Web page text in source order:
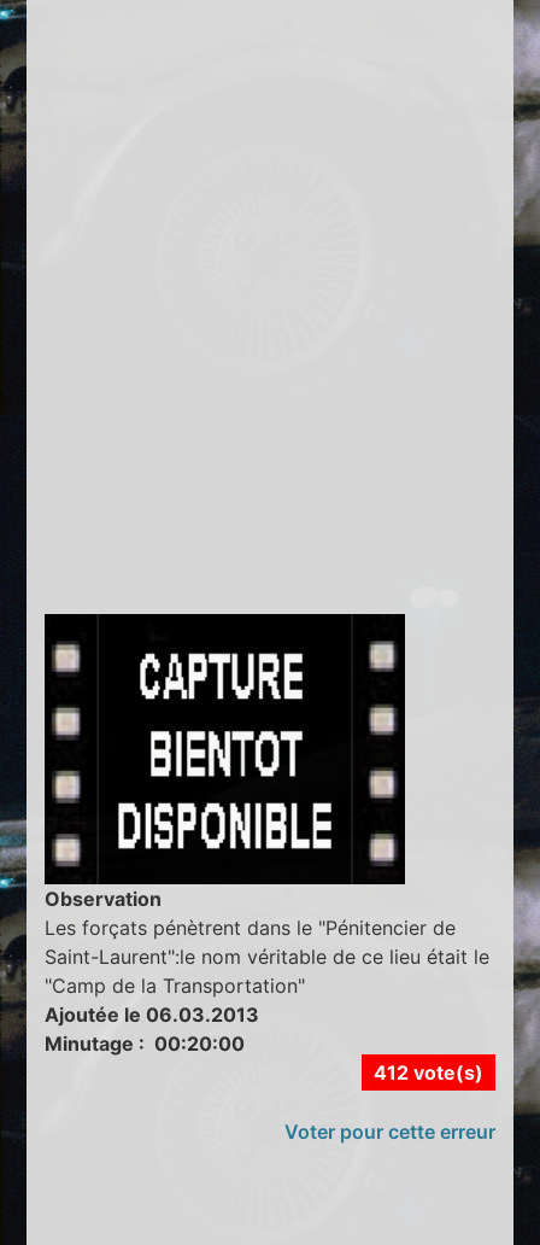
Observation
Les forçats pénètrent dans le "Pénitencier de
Saint-Laurent":le nom véritable de ce lieu était le
"Camp de la Transportation"
Ajoutée le 06.03.2013
Minutage : 00:20:00
412 vote(s)
Voter pour cette erreur